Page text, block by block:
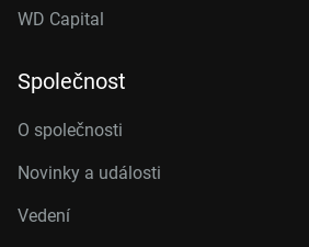
WD Capital
Společnost
O společnosti
Novinky a události
Vedení